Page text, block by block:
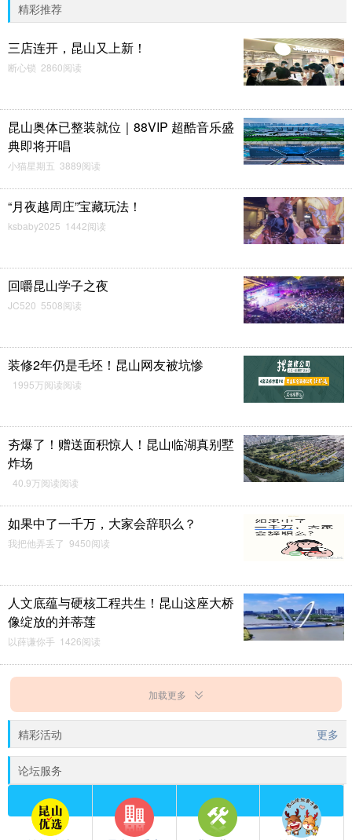
精彩推荐
三店连开，昆山又上新！
断心锁 2860阅读
昆山奥体已整装就位｜88VIP 超酷音乐盛
典即将开唱
小猫星期五 3889阅读
“月夜越周庄”宝藏玩法！
ksbaby2025 1442阅读
回嚼昆山学子之夜
JC520 5508阅读
装修2年仍是毛坯！昆山网友被坑惨
1995万阅读阅读
夯爆了！赠送面积惊人！昆山临湖真别墅
炸场
40.9万阅读阅读
如果中了一千万，大家会辞职么？
我把他弄丢了 9450阅读
人文底蕴与硬核工程共生！昆山这座大桥
像绽放的并蒂莲
以薛谦你手 1426阅读
加载更多
精彩活动 更多
论坛服务